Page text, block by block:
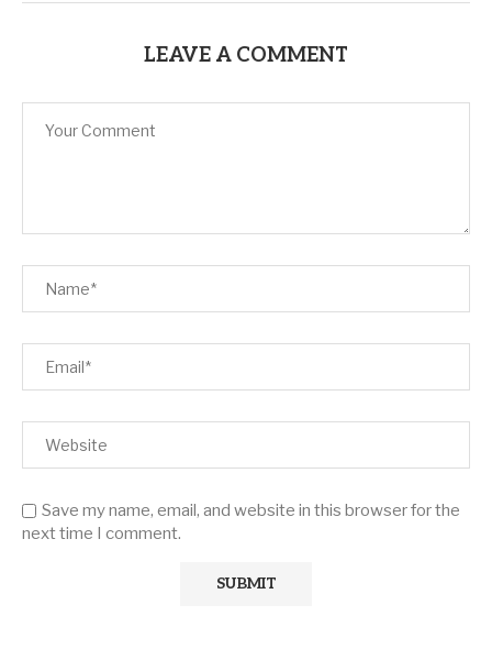
LEAVE A COMMENT
Save my name, email, and website in this browser for the
next time I comment.